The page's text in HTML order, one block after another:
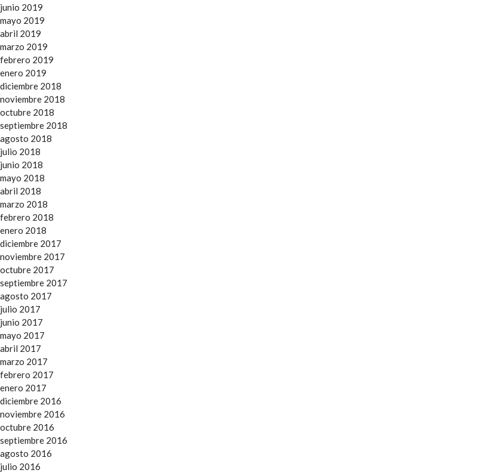
junio 2019
mayo 2019
abril 2019
marzo 2019
febrero 2019
enero 2019
diciembre 2018
noviembre 2018
octubre 2018
septiembre 2018
agosto 2018
julio 2018
junio 2018
mayo 2018
abril 2018
marzo 2018
febrero 2018
enero 2018
diciembre 2017
noviembre 2017
octubre 2017
septiembre 2017
agosto 2017
julio 2017
junio 2017
mayo 2017
abril 2017
marzo 2017
febrero 2017
enero 2017
diciembre 2016
noviembre 2016
octubre 2016
septiembre 2016
agosto 2016
julio 2016